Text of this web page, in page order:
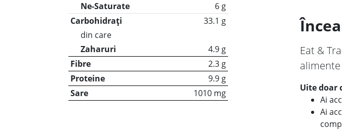
Ne-Saturate
6 g
Carbohidrați
33.1 g
din care
Zaharuri
4.9 g
Fibre
2.3 g
Proteine
9.9 g
Sare
1010 mg
Eat &
Uite doar
Ai
Ai